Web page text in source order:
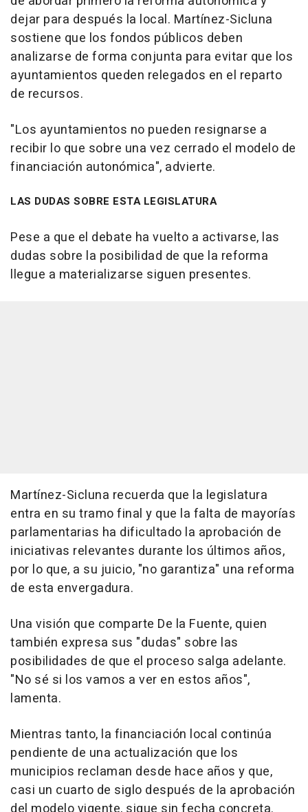
dejar para después la local. Martínez-Sicluna
sostiene que los fondos públicos deben
analizarse de forma conjunta para evitar que los
ayuntamientos queden relegados en el reparto
de recursos.
"Los ayuntamientos no pueden resignarse a
recibir lo que sobre una vez cerrado el modelo de
financiación autonómica", advierte.
LAS DUDAS SOBRE ESTA LEGISLATURA
Pese a que el debate ha vuelto a activarse, las
dudas sobre la posibilidad de que la reforma
llegue a materializarse siguen presentes.
Martínez-Sicluna recuerda que la legislatura
entra en su tramo final y que la falta de mayorías
parlamentarias ha dificultado la aprobación de
iniciativas relevantes durante los últimos años,
por lo que, a su juicio, "no garantiza" una reforma
de esta envergadura.
Una visión que comparte De la Fuente, quien
también expresa sus "dudas" sobre las
posibilidades de que el proceso salga adelante.
"No sé si los vamos a ver en estos años",
lamenta.
Mientras tanto, la financiación local continúa
pendiente de una actualización que los
municipios reclaman desde hace años y que,
casi un cuarto de siglo después de la aprobación